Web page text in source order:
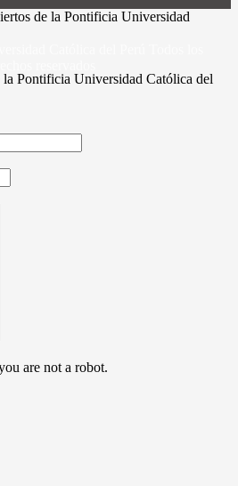
de la Pontificia Universidad
Pontificia Universidad Católica del
are not a robot.